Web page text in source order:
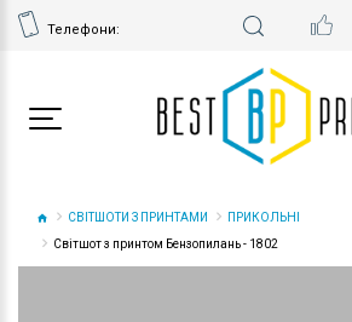
Телефони:
СВІТШОТИ З ПРИНТАМИ
ПРИКОЛЬНІ
Світшот з принтом Бензопилань - 1802